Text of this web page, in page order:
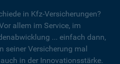
in Kfz-Versicherungen?
allem im Service, im
... einfach dann,
seiner Versicherung mal
in der Innovationsstärke.